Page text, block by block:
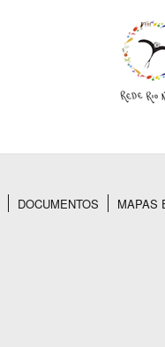
DOCUMENTOS MAPAS